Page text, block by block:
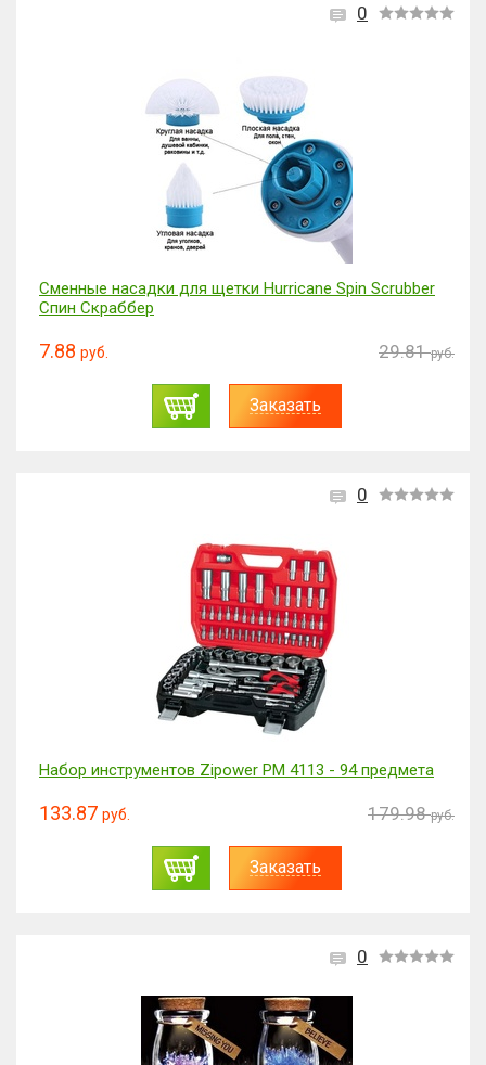
0
Сменные насадки для щетки Hurricane Spin Scrubber
Спин Скраббер
7.88 руб. 29.81 руб.
Заказать
0
Набор инструментов Zipower PM 4113 - 94 предмета
133.87 руб. 179.98 руб.
Заказать
0